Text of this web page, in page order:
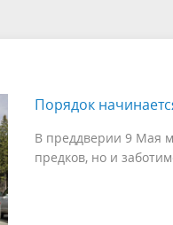
Порядок
В преддверии 9 Мая
предков, но и